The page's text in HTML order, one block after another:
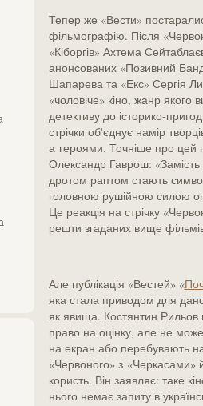
Тепер же «Вести»
фільмографію. Після
«Кіборгів» Ахтема
анонсованих «Позивний
Шапарева та «Екс» Сергія
«чоловіче» кіно, жанр якого
детективу до історико-
стрічки об'єднує намір
а героями. Точніше про цей
Олександр Гаврош:
дротом раптом стають
головною рушійною силою
Це реакція на стрічку
решти згаданих вище
Але публікація «Вестей» «
яка стала приводом для
як явища. Костянтин Рильов
право на оцінку, але не
на екран або перебувають
«Червоного» з
користь. Він заявляє: таке
нього немає запиту в